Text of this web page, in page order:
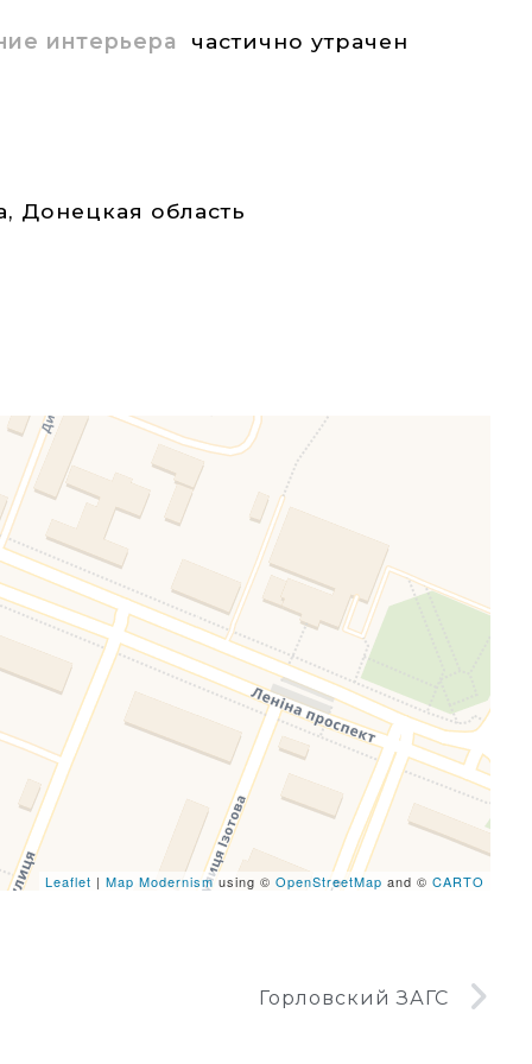
интерьера частично утрачен
, Донецкая область
files are missing.
Leaflet | Map Modernismusing © OpenStreetMap and © CARTO
Горловский ЗАГС